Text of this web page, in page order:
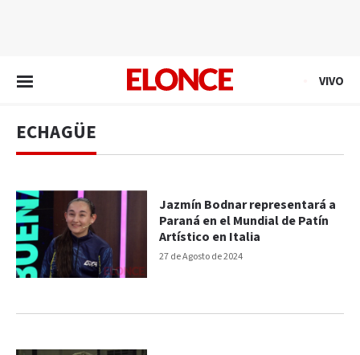
VIVO
ECHAGÜE
27 de Agosto de 2024
Jazmín Bodnar representará a
Paraná en el Mundial de Patín
Artístico en Italia